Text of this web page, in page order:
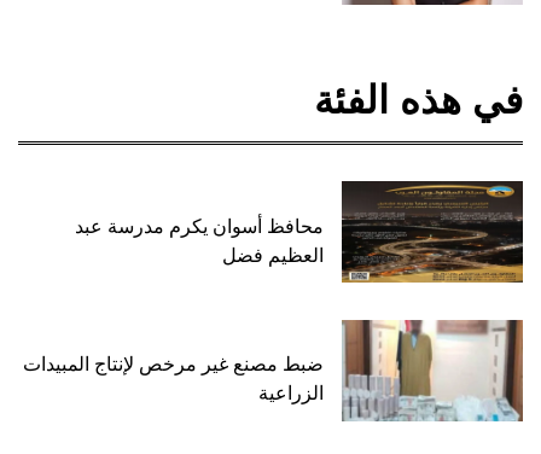
في هذه الفئة
محافظ أسوان يكرم مدرسة عبد
العظيم فضل
ضبط مصنع غير مرخص لإنتاج المبيدات
الزراعية